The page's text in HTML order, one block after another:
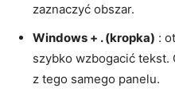
zaznaczyć obszar.
Windows + . (kropka) :
szybko wzbogacić tekst.
z tego samego panelu.